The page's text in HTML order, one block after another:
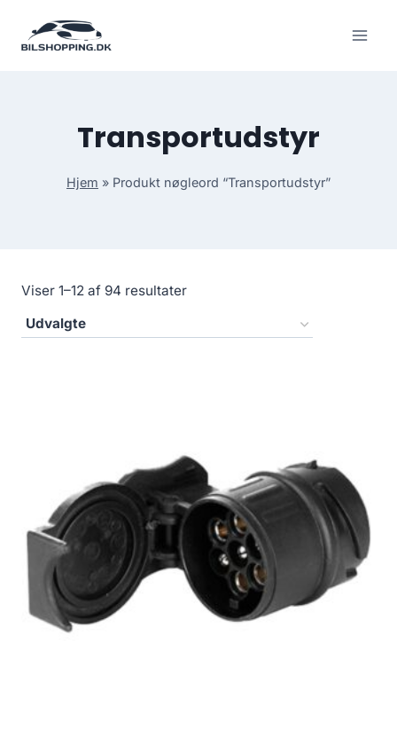
Transportudstyr
Hjem » Produkt nøgleord “Transportudstyr”
Viser 1–12 af 94 resultater